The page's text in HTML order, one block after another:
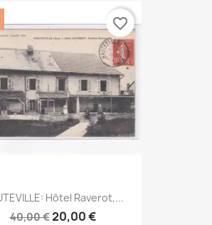
Hôtel Raverot,...
40,00 €20,00 €
favorite_border